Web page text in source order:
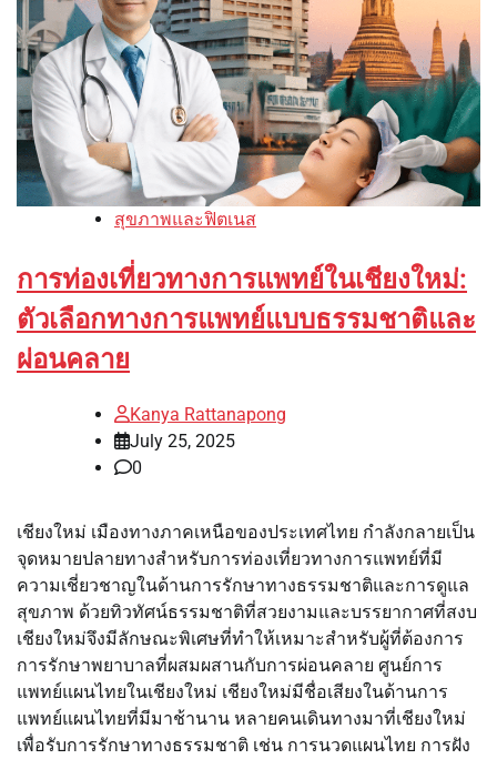
สุขภาพและฟิตเนส
การท่องเที่ยวทางการแพทย์ในเชียงใหม่:
ตัวเลือกทางการแพทย์แบบธรรมชาติและ
ผ่อนคลาย
Kanya Rattanapong
July 25, 2025
0
เชียงใหม่ เมืองทางภาคเหนือของประเทศไทย กำลังกลายเป็น
จุดหมายปลายทางสำหรับการท่องเที่ยวทางการแพทย์ที่มี
ความเชี่ยวชาญในด้านการรักษาทางธรรมชาติและการดูแล
สุขภาพ ด้วยทิวทัศน์ธรรมชาติที่สวยงามและบรรยากาศที่สงบ
เชียงใหม่จึงมีลักษณะพิเศษที่ทำให้เหมาะสำหรับผู้ที่ต้องการ
การรักษาพยาบาลที่ผสมผสานกับการผ่อนคลาย ศูนย์การ
แพทย์แผนไทยในเชียงใหม่ เชียงใหม่มีชื่อเสียงในด้านการ
แพทย์แผนไทยที่มีมาช้านาน หลายคนเดินทางมาที่เชียงใหม่
เพื่อรับการรักษาทางธรรมชาติ เช่น การนวดแผนไทย การฝัง